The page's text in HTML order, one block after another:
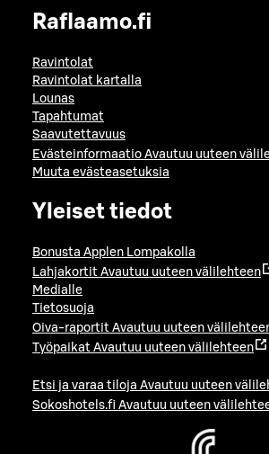
Raflaamo.fi
Ravintolat
Ravintolat kartalla
Lounas
Tapahtumat
Saavutettavuus
Evästeinformaatio Avautuu uuteen
Muuta evästeasetuksia
Yleiset tiedot
Bonusta Applen Lompakolla
Lahjakortit Avautuu uuteen välilehteen
Medialle
Tietosuoja
Oiva-raportit Avautuu uuteen
Työpaikat Avautuu uuteen välilehteen
Etsi ja varaa tiloja Avautuu uuteen
Sokoshotels.fi Avautuu uuteen